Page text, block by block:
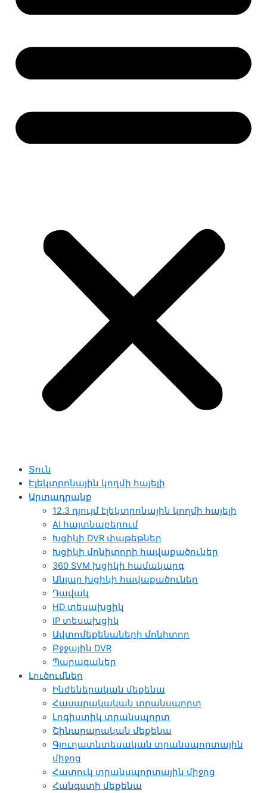
Տուն
Էլեկտրոնային կողմի հայելի
Արտադրանք
12.3 դյույմ էլեկտրոնային կողմի հայելի
AI հայտնաբերում
Խցիկի DVR փաթեթներ
Խցիկի մոնիտորի հավաքածուներ
360 SVM խցիկի համակարգ
Անլար խցիկի հավաքածուներ
Դավակ
HD տեսախցիկ
IP տեսախցիկ
Ավտոմեքենաների մոնիտոր
Բջջային DVR
Պարագաներ
Լուծումներ
Ինժեներական մեքենա
Հասարակական տրանսպորտ
Լոգիստիկ տրանսպորտ
Շինարարական մեքենա
Գյուղատնտեսական տրանսպորտային
միջոց
Հատուկ տրանսպորտային միջոց
Հանգստի մեքենա